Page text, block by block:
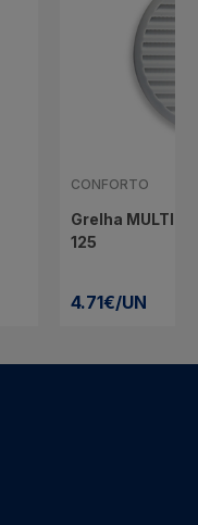
CONFORTO
Grelha MULTI
125
4.71€/UN